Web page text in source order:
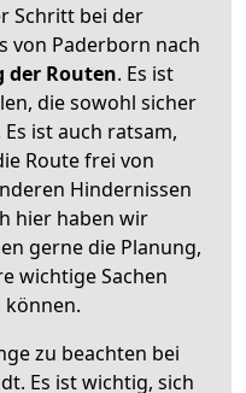
Schritt bei der
von Paderborn nach
Routen. Es ist
die sowohl sicher
ist auch ratsam,
Route frei von
Hindernissen
hier haben wir
gerne die Planung,
wichtige Sachen
zu beachten bei
Es ist wichtig, sich